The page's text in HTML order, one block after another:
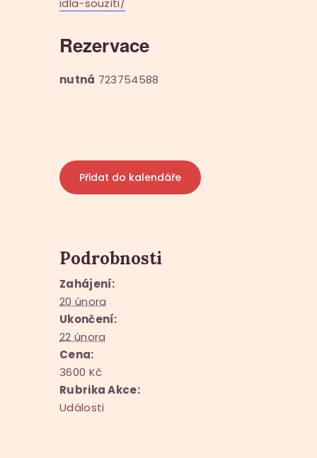
idla-souziti/
Rezervace
nutná 723754588
Přidat do kalendáře
Podrobnosti
Zahájení:
20 února
Ukončení:
22 února
Cena:
3600 Kč
Rubrika Akce:
Události